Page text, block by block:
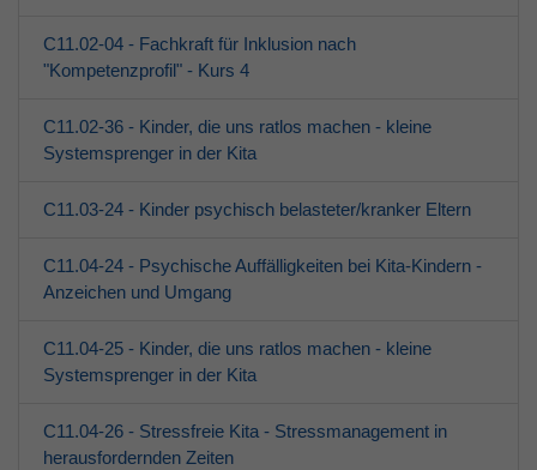
C11.02-04 - Fachkraft für Inklusion nach
"Kompetenzprofil" - Kurs 4
C11.02-36 - Kinder, die uns ratlos machen - kleine
Systemsprenger in der Kita
C11.03-24 - Kinder psychisch belasteter/kranker Eltern
C11.04-24 - Psychische Auffälligkeiten bei Kita-Kindern -
Anzeichen und Umgang
C11.04-25 - Kinder, die uns ratlos machen - kleine
Systemsprenger in der Kita
C11.04-26 - Stressfreie Kita - Stressmanagement in
herausfordernden Zeiten